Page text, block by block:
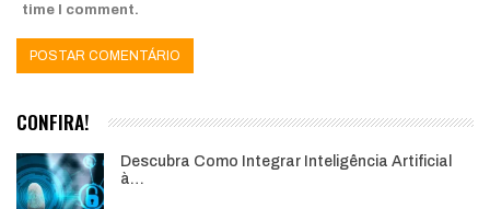
time I comment.
CONFIRA!
Descubra Como Integrar Inteligência Artificial
à…